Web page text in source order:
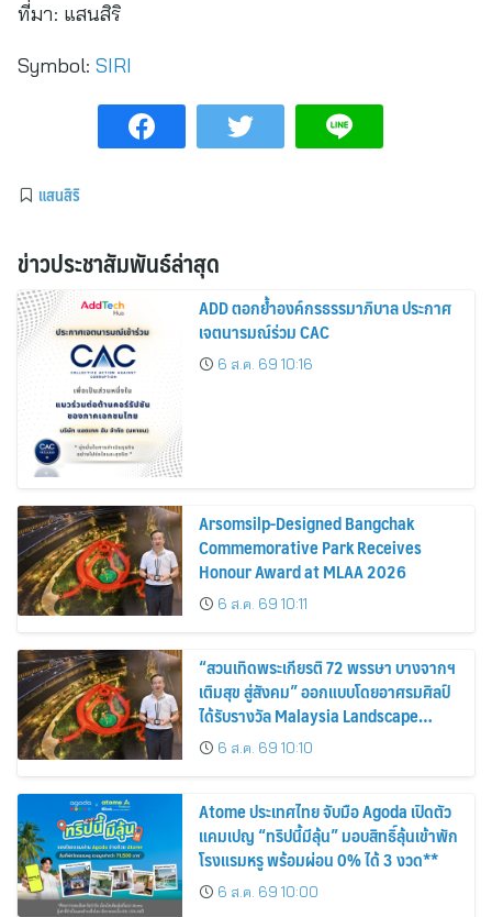
ที่มา: แสนสิริ
Symbol: SIRI
แสนสิริ
ข่าวประชาสัมพันธ์ล่าสุด
ADD ตอกย้ำองค์กรธรรมาภิบาล ประกาศ
เจตนารมณ์ร่วม CAC
6 ส.ค. 69 10:16
Arsomsilp-Designed Bangchak
Commemorative Park Receives
Honour Award at MLAA 2026
6 ส.ค. 69 10:11
“สวนเทิดพระเกียรติ 72 พรรษา บางจากฯ
เติมสุข สู่สังคม” ออกแบบโดยอาศรมศิลป์
ได้รับรางวัล Malaysia Landscape
Architecture Award 2026
6 ส.ค. 69 10:10
Atome ประเทศไทย จับมือ Agoda เปิดตัว
แคมเปญ “ทริปนี้มีลุ้น” มอบสิทธิ์ลุ้นเข้าพัก
โรงแรมหรู พร้อมผ่อน 0% ได้ 3 งวด**
6 ส.ค. 69 10:00